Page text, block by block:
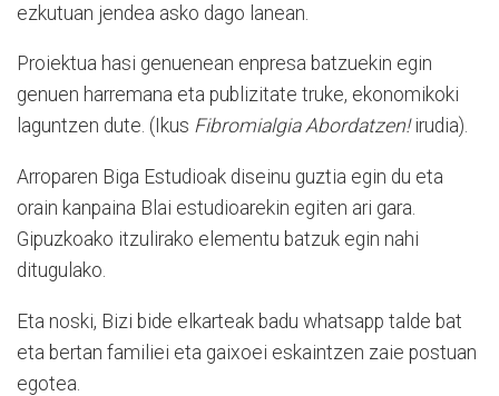
ezkutuan jendea asko dago lanean.
Proiektua hasi genuenean enpresa batzuekin egin
genuen harremana eta publizitate truke, ekonomikoki
laguntzen dute. (Ikus Fibromialgia Abordatzen!irudia).
Arroparen Biga Estudioak diseinu guztia egin du eta
orain kanpaina Blai estudioarekin egiten ari gara.
Gipuzkoako itzulirako elementu batzuk egin nahi
ditugulako.
Eta noski, Bizi bide elkarteak badu whatsapp talde bat
eta bertan familiei eta gaixoei eskaintzen zaie postuan
egotea.